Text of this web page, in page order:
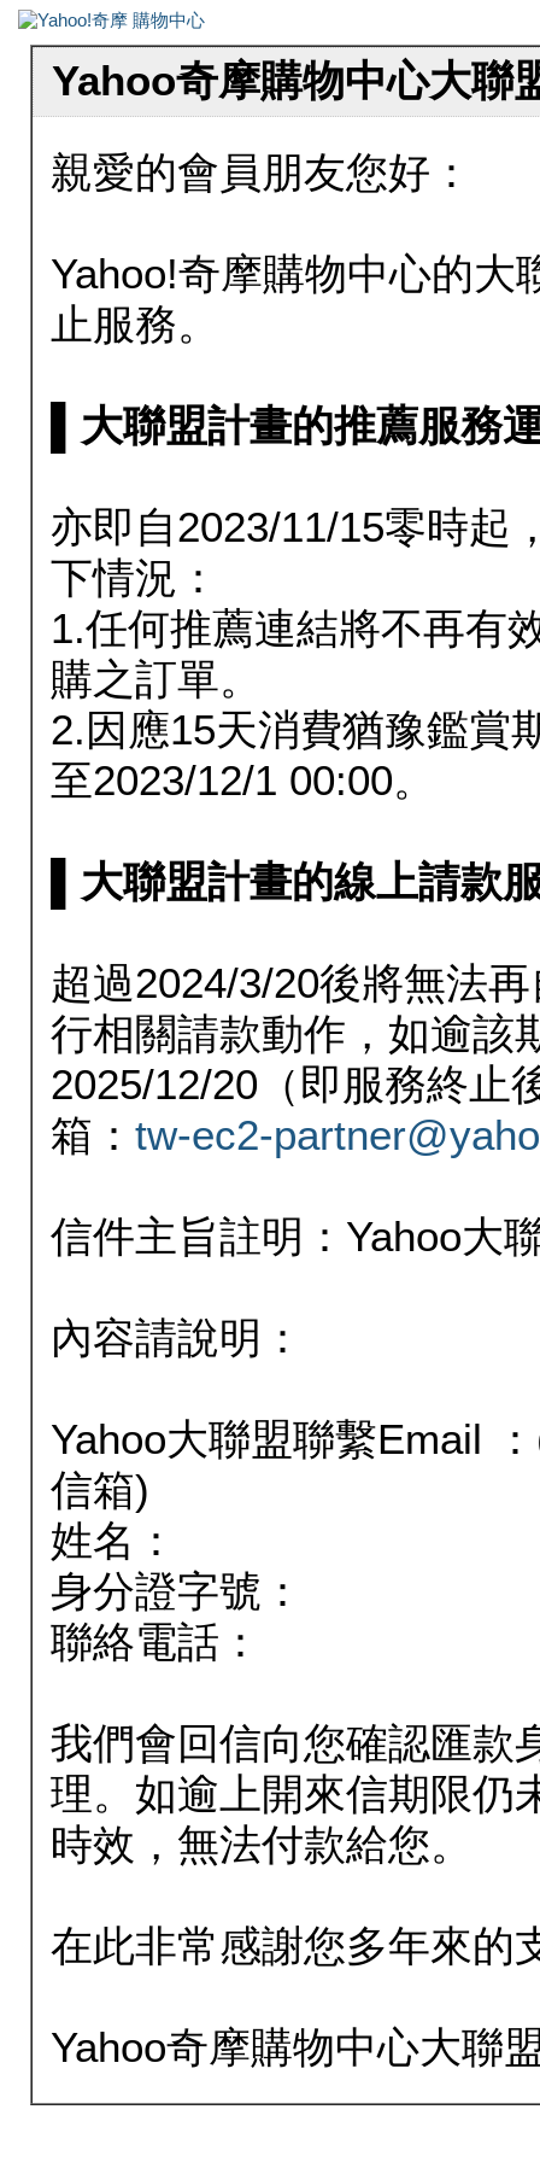
Yahoo奇摩購物中心大聯
親愛的會員朋友您好：
Yahoo!奇摩購物中心的大
止服務。
▌大聯盟計畫的推薦服務
亦即自2023/11/15零時起
下情況：
1.任何推薦連結將不再有
購之訂單。
2.因應15天消費猶豫鑑賞
至2023/12/1 00:00。
▌大聯盟計畫的線上請款
超過2024/3/20後將無法
行相關請款動作，如逾該
2025/12/20（即服務終止
箱： tw-ec2-
信件主旨註明：Yahoo大
內容請說明：
Yahoo大聯盟聯繫Email
信箱)
姓名：
身分證字號：
聯絡電話：
我們會回信向您確認匯款
理。如逾上開來信期限仍
時效，無法付款給您。
在此非常感謝您多年來的
Yahoo奇摩購物中心大